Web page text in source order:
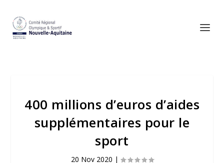
400 millions d’euros d’aides
supplémentaires pour le
sport
20 Nov 2020 |